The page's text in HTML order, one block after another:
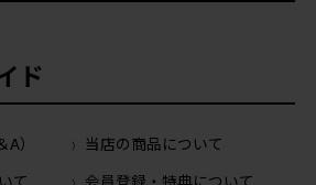
ド
）
当店の商品について
て
会員登録・特典について